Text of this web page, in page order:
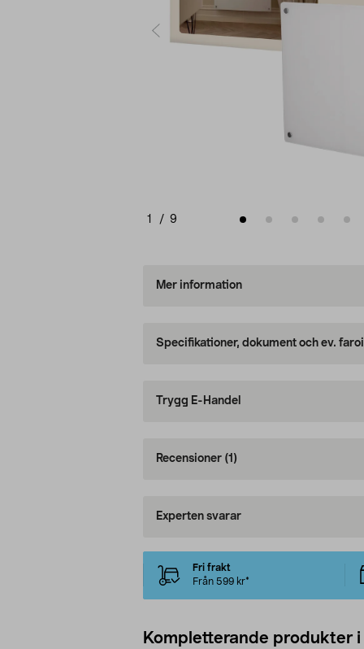
1 / 9
Mer information
Specifikationer, dokument och ev.
Trygg E-Handel
Recensioner (1)
Experten svarar
Fri frakt
Från 599 kr*
Kompletterande produkter